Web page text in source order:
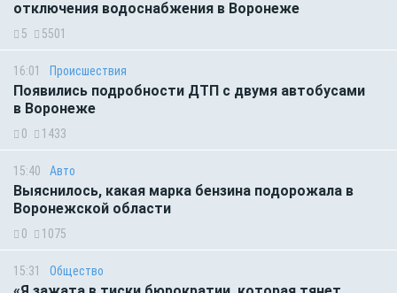
отключения водоснабжения в Воронеже
5 5501
16:01 Происшествия
Появились подробности ДТП с двумя автобусами
в Воронеже
0 1433
15:40 Авто
Выяснилось, какая марка бензина подорожала в
Воронежской области
0 1075
15:31 Общество